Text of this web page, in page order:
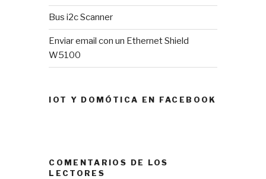
Bus i2c Scanner
Enviar email con un Ethernet Shield
W5100
IOT Y DOMÓTICA EN FACEBOOK
COMENTARIOS DE LOS
LECTORES